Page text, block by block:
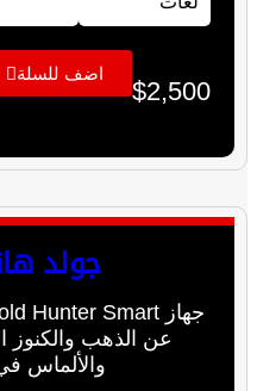
$2,500
اضف للسلة
جولد
عن الذهب والكنوز
والألماس